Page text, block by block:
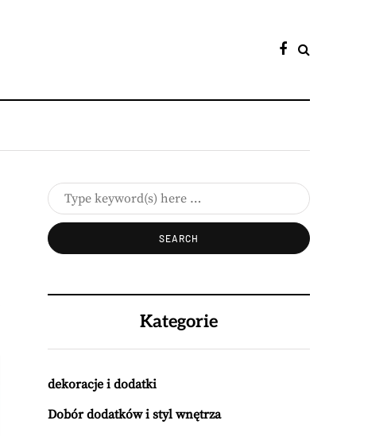
Kategorie
dekoracje i dodatki
Dobór dodatków i styl wnętrza